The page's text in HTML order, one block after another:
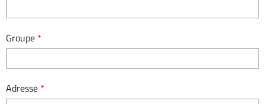
Groupe *
Adresse *